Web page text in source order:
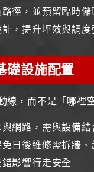
徑，並預留臨時儲
，提升坪效與調度
礎設施配置
線，而不是「哪裡
與網路，需與設備結
免日後維修需拆牆、
錯影響行走安全